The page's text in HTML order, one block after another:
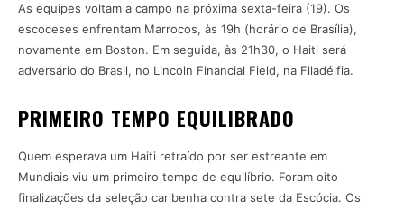
As equipes voltam a campo na próxima sexta-feira (19). Os
escoceses enfrentam Marrocos, às 19h (horário de Brasília),
novamente em Boston. Em seguida, às 21h30, o Haiti será
adversário do Brasil, no Lincoln Financial Field, na Filadélfia.
PRIMEIRO TEMPO EQUILIBRADO
Quem esperava um Haiti retraído por ser estreante em
Mundiais viu um primeiro tempo de equilíbrio. Foram oito
finalizações da seleção caribenha contra sete da Escócia. Os